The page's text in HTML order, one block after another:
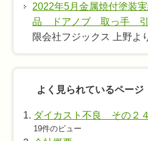
2022年5月金属焼付塗装
品 ドアノブ 取っ手 引
限会社フジックス 上野よ
よく見られているページ
ダイカスト不良 その２
19件のビュー